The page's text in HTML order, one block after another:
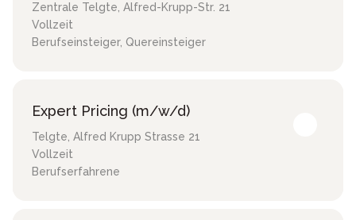
Zentrale Telgte, Alfred-Krupp-Str. 21
Vollzeit
Berufseinsteiger, Quereinsteiger
Expert Pricing (m/w/d)
Telgte, Alfred Krupp Strasse 21
Vollzeit
Berufserfahrene